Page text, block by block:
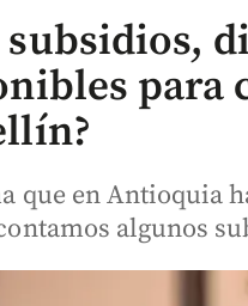
subsidios,
para
que en Antioquia
algunos